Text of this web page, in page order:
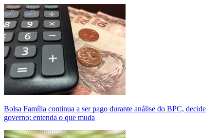
Bolsa Família continua a ser pago durante análise do BPC, decide
governo; entenda o que muda